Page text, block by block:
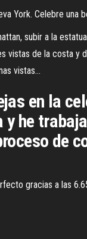
York. Celebre una
subir a la
vistas de la costa y
vistas…
en la
he
de
gracias a las